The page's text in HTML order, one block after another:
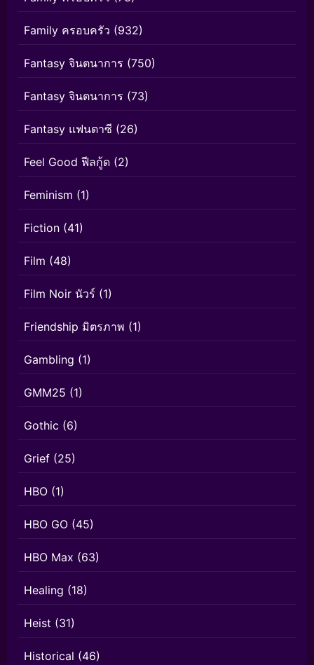
Family ครอบครัว (932)
Fantasy จินตนาการ (750)
Fantasy จินตนาการ (73)
Fantasy แฟนตาซี (26)
Feel Good ฟีลกู้ด (2)
Feminism (1)
Fiction (41)
Film (48)
Film Noir นัวร์ (1)
Friendship มิตรภาพ (1)
Gambling (1)
GMM25 (1)
Gothic (6)
Grief (25)
HBO (1)
HBO GO (45)
HBO Max (63)
Healing (18)
Heist (31)
Historical (46)